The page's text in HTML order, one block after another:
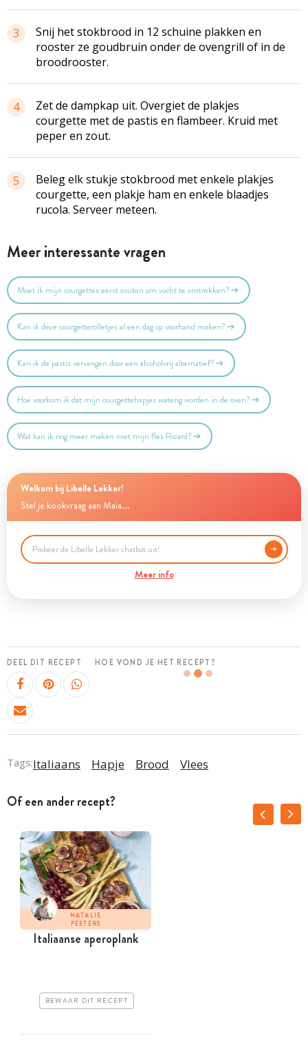
3
Snij het stokbrood in 12 schuine plakken en
rooster ze goudbruin onder de ovengrill of in de
broodrooster.
4
Zet de dampkap uit. Overgiet de plakjes
courgette met de pastis en flambeer. Kruid met
peper en zout.
5
Beleg elk stukje stokbrood met enkele plakjes
courgette, een plakje ham en enkele blaadjes
rucola. Serveer meteen.
Meer interessante vragen
Moet ik mijn courgettes eerst zouten om vocht te onttrekken?
Kan ik deze courgetterolletjes al een dag op voorhand maken?
Kan ik de pastis vervangen door een alcoholvrij alternatief?
Hoe voorkom ik dat mijn courgettehapjes waterig worden in de oven?
Wat kan ik nog meer maken met mijn fles Ricard?
Welkom bij Libelle Lekker!
Stel je kookvraag aan Maia...
Meer info
DEEL DIT RECEPT HOE VOND JE HET RECEPT?
Tags:Italiaans Hapje Brood Vlees
Of een ander recept?
NATALIE
PEETERS
Italiaanse aperoplank
BEWAAR DIT RECEPT